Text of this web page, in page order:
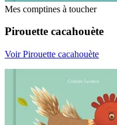
Mes comptines à toucher
Pirouette cacahouète
Voir Pirouette cacahouète